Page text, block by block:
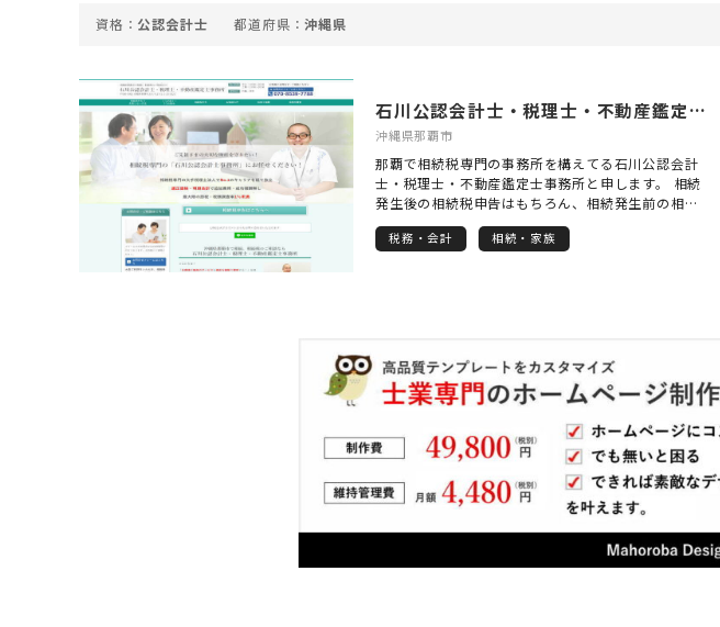
公認会計士 沖縄県
石川公認会計士・税理士・不動産鑑定士事務所
沖縄県那覇市
那覇で相続税専門の事務所を構えてる石川公認会計
士・税理士・不動産鑑定士事務所と申します。 相続
発生後の相続税申告はもちろん、相続発生前の相続
税対策も得意にしております。 節税だけではなく、
争族にならない為の遺言書作成や民事信託の活用、
り、後から高額な追加報酬や成功報酬の請求はいた
しません。 分かり易さNo.1！顧客満足度No.1！の
所長が直接対応いたしますので、安心してご相談く
税務・会計 相続・家族